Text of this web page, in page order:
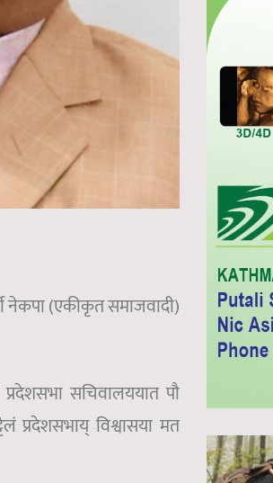
नेकपा (एकीकृत समाजवादी)
सचिवालययात पौ
विश्वासया मत